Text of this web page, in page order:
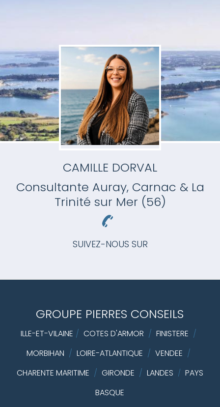
CAMILLE DORVAL
Consultante Auray, Carnac & La
Trinité sur Mer (56)
SUIVEZ-NOUS SUR
GROUPE PIERRES CONSEILS
ILLE-ET-VILAINE / COTES D'ARMOR / FINISTERE /
MORBIHAN / LOIRE-ATLANTIQUE / VENDEE /
CHARENTE MARITIME / GIRONDE / LANDES / PAYS
BASQUE